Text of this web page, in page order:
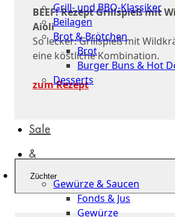
Grill- und BBQ-Klassiker
Beilagen
Brot & Brötchen
Brot
Burger Buns & Hot
Desserts
Sale
&
Gewürze & Saucen
Fonds & Jus
Gewürze
BEEF! Rezept Grillspieß mit
Aioli
So lecker: Grillspieß mit
eine köstliche Kombination.
zum Rezept
Züchter